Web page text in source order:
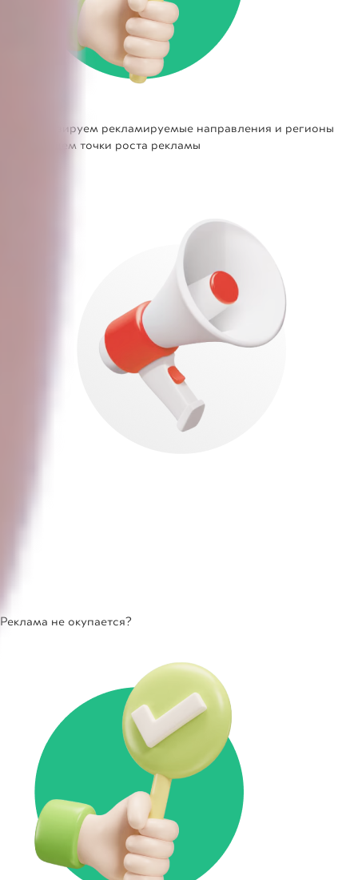
Мы анализируем рекламируемые направления и регионы
показа, ищем точки роста рекламы
Реклама не окупается?